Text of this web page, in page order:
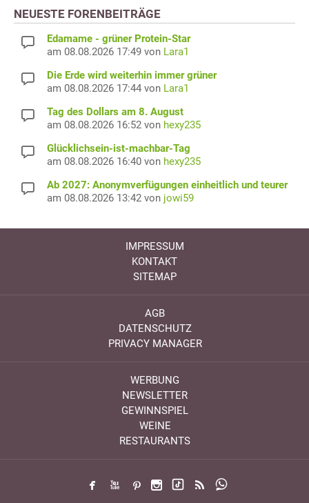
NEUESTE FORENBEITRÄGE
Edamame - grüner Protein-Star
am 08.08.2026 17:49 von Lara1
Die Erde wird weiterhin immer grüner
am 08.08.2026 17:44 von Lara1
Tag des Dollars am 8. August
am 08.08.2026 16:52 von hexy235
Glücklichsein-ist-machbar-Tag
am 08.08.2026 16:40 von hexy235
Ab 2027: Anonymverfügungen einheitlich und teurer
am 08.08.2026 13:42 von jowi59
IMPRESSUM
KONTAKT
SITEMAP
AGB
DATENSCHUTZ
PRIVACY MANAGER
WERBUNG
NEWSLETTER
GEWINNSPIEL
WEINE
RESTAURANTS